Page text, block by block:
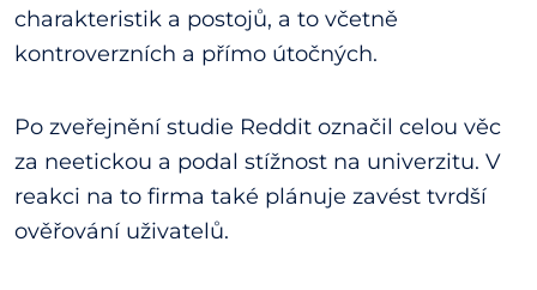
charakteristik a postojů, a to včetně
kontroverzních a přímo útočných.
Po zveřejnění studie Reddit označil celou věc
za neetickou a podal stížnost na univerzitu. V
reakci na to firma také plánuje zavést tvrdší
ověřování uživatelů.